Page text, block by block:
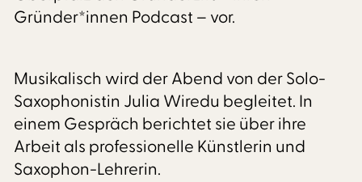
Gründer*innen Podcast – vor.
Musikalisch wird der Abend von der Solo-
Saxophonistin Julia Wiredu begleitet. In
einem Gespräch berichtet sie über ihre
Arbeit als professionelle Künstlerin und
Saxophon-Lehrerin.